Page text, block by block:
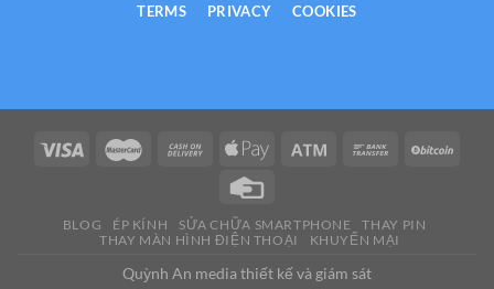
TERMS PRIVACY COOKIES
BLOG ÉP KÍNH SỬA CHỮA SMARTPHONE
THAY PIN
THAY MÀN HÌNH ĐIỆN THOẠI
KHUYẾN MẠI
Quỳnh An media thiết kế và giám sát